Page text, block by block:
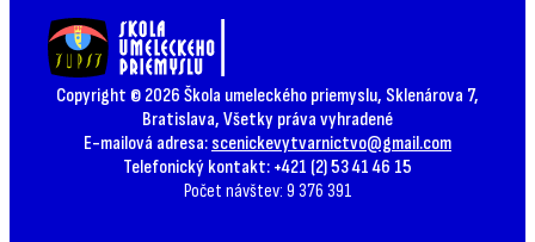
Copyright © 2026 Škola umeleckého priemyslu, Sklenárova 7,
Bratislava, Všetky práva vyhradené
E-mailová adresa: scenickevytvarnictvo@gmail.com
Telefonický kontakt: +421 (2) 53 41 46 15
Počet návštev: 9 376 391